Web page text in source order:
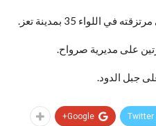
على مديرية صرواح.
جبل الدود.
Twitter
Google+